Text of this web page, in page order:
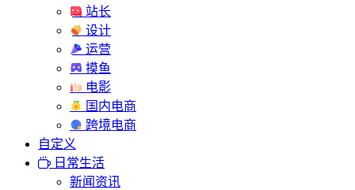
站长
设计
运营
摸鱼
电影
国内电商
跨境电商
自定义
日常生活
新闻资讯